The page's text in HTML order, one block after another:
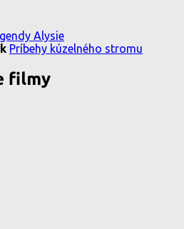
Alysie
Príbehy kúzelného stromu
filmy